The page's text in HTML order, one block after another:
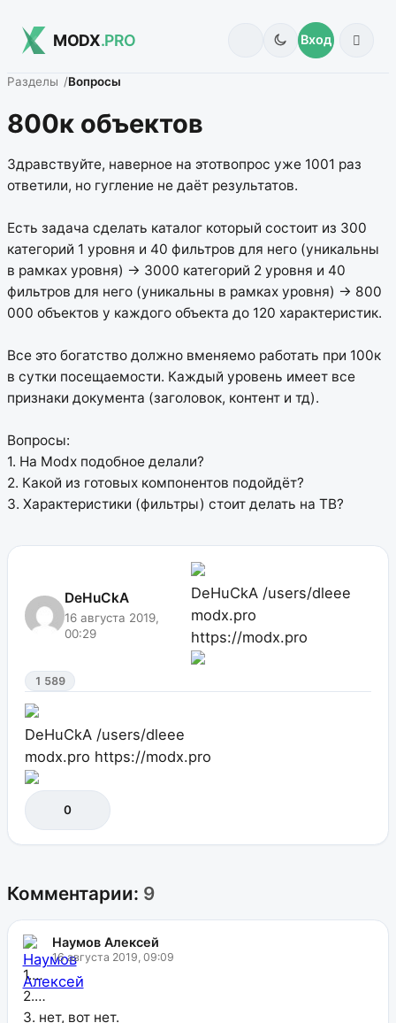
MODX.PRO Вход
Разделы Вопросы
800к объектов
Здравствуйте, наверное на этотвопрос уже 1001 раз
ответили, но гугление не даёт результатов.
Есть задача сделать каталог который состоит из 300
категорий 1 уровня и 40 фильтров для него (уникальны
в рамках уровня) -> 3000 категорий 2 уровня и 40
фильтров для него (уникальны в рамках уровня) -> 800
000 объектов у каждого объекта до 120 характеристик.
Все это богатство должно вменяемо работать при 100к
в сутки посещаемости. Каждый уровень имеет все
признаки документа (заголовок, контент и тд).
Вопросы:
1. На Modx подобное делали?
2. Какой из готовых компонентов подойдёт?
3. Характеристики (фильтры) стоит делать на ТВ?
DeHuCkA
16 августа 2019,
00:29
DeHuCkA /users/dleee
modx.pro
https://modx.pro
1 589
DeHuCkA /users/dleee
modx.pro https://modx.pro
0
Комментарии: 9
Наумов Алексей
16 августа 2019, 09:09
1.…
2.…
3. нет, вот нет.